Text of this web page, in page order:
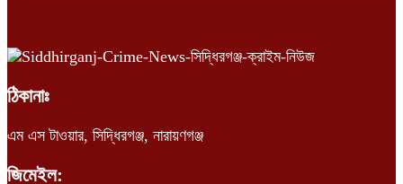
ঠিকানাঃ
এম এস টাওয়ার, সিদ্ধিরগঞ্জ, নারায়ণগঞ্জ
জিমেইল: